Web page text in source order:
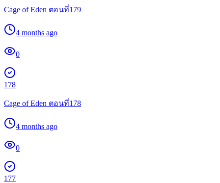
Cage of Eden ตอนที่179
4 months ago
0
178
Cage of Eden ตอนที่178
4 months ago
0
177